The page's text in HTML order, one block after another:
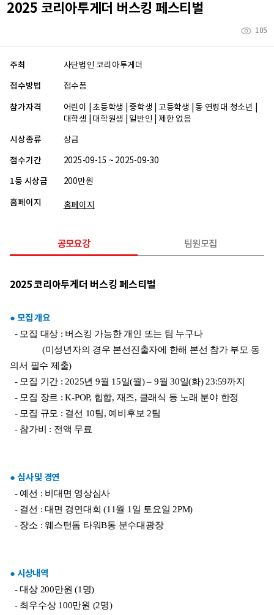
2025 코리아투게더 버스킹 페스티벌
105
주최 사단법인 코리아투게더
접수방법 접수폼
참가자격
어린이 | 초등학생 | 중학생 | 고등학생 | 동 연령대 청소년 |
대학생 | 대학원생 | 일반인 | 제한 없음
시상종류 상금
접수기간 2025-09-15 ~ 2025-09-30
1등 시상금 200만원
홈페이지 홈페이지
공모요강 팀원모집
2025 코리아투게더 버스킹 페스티벌
● 모집 개요
- 모집 대상 : 버스킹 가능한 개인 또는 팀 누구나
(미성년자의 경우 본선진출자에 한해 본선 참가 부모 동
의서 필수 제출)
- 모집 기간 : 2025년 9월 15일(월) – 9월 30일(화) 23:59까지
- 모집 장르 : K-POP, 힙합, 재즈, 클래식 등 노래 분야 한정
- 모집 규모 : 결선 10팀, 예비후보 2팀
- 참가비 : 전액 무료
● 심사 및 경연
- 예선 : 비대면 영상심사
- 결선 : 대면 경연대회 (11월 1일 토요일 2PM)
- 장소 : 웨스턴돔 타워B동 분수대광장
● 시상내역
- 대상 200만원 (1명)
- 최우수상 100만원 (2명)